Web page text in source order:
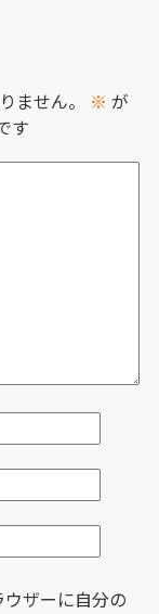
ません。 ※ が
す
ザーに自分の